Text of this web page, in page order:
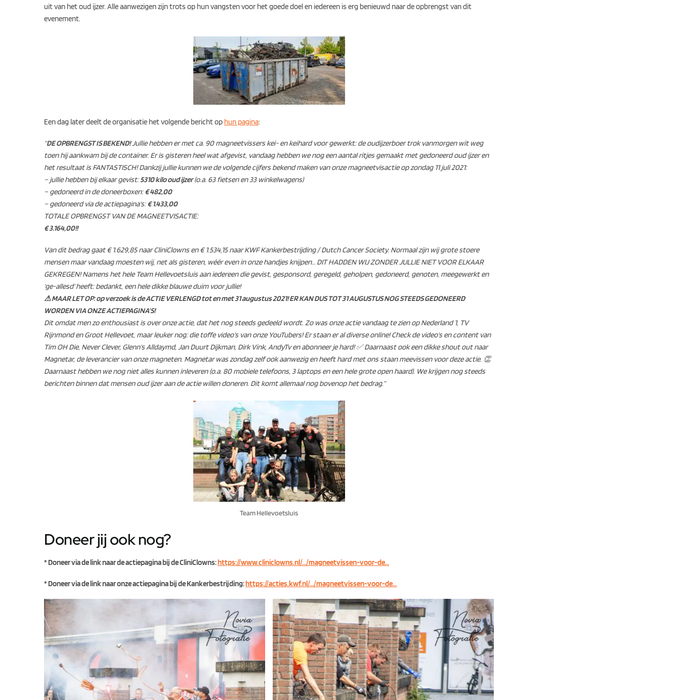
uit van het oud ijzer. Alle aanwezigen zijn trots op hun vangsten voor het goede doel en iedereen is erg benieuwd naar de opbrengst van dit
evenement.
Een dag later deelt de organisatie het volgende bericht op hun pagina:
“DE OPBRENGST IS BEKEND!Jullie hebben er met ca. 90 magneetvissers kei- en keihard voor gewerkt: de oudijzerboer trok vanmorgen wit weg
toen hij aankwam bij de container. Er is gisteren heel wat afgevist, vandaag hebben we nog een aantal ritjes gemaakt met gedoneerd oud ijzer en
het resultaat is FANTASTISCH! Dankzij jullie kunnen we de volgende cijfers bekend maken van onze magneetvisactie op zondag 11 juli 2021:
– jullie hebben bij elkaar gevist:5310 kilo oud ijzer(o.a. 63 fietsen en 33 winkelwagens)
– gedoneerd in de doneerboxen:€ 482,00
– gedoneerd via de actiepagina’s:€ 1.433,00
TOTALE OPBRENGST VAN DE MAGNEETVISACTIE:
€ 3.164,00!!
Van dit bedrag gaat € 1.629,85 naar CliniClowns en € 1.534,15 naar KWF Kankerbestrijding / Dutch Cancer Society. Normaal zijn wij grote stoere
mensen maar vandaag moesten wij, net als gisteren, wéér even in onze handjes knijpen… DIT HADDEN WIJ ZONDER JULLIE NIET VOOR ELKAAR
GEKREGEN! Namens het hele Team Hellevoetsluis aan iedereen die gevist, gesponsord, geregeld, geholpen, gedoneerd, genoten, meegewerkt en
‘ge-allesd’ heeft: bedankt, een hele dikke blauwe duim voor jullie!
⚠ MAAR LET OP: op verzoek is de ACTIE VERLENGD tot en met 31 augustus 2021! ER KAN DUS TOT 31 AUGUSTUS NOG STEEDS GEDONEERD
WORDEN VIA ONZE ACTIEPAGINA’S!
Dit omdat men zo enthousiast is over onze actie, dat het nog steeds gedeeld wordt. Zo was onze actie vandaag te zien op Nederland 1, TV
Rijnmond en Groot Hellevoet, maar leuker nog: die toffe video’s van onze YouTubers! Er staan er al diverse online! Check de video’s en content van
Tim OH Die, Never Clever, Glenn’s Alldaymd, Jan Duurt Dijkman, Dirk Vink, AndyTv en abonneer je hard! ✅ Daarnaast ook een dikke shout out naar
Magnetar, de leverancier van onze magneten. Magnetar was zondag zelf ook aanwezig en heeft hard met ons staan meevissen voor deze actie. 👏
Daarnaast hebben we nog niet alles kunnen inleveren (o.a. 80 mobiele telefoons, 3 laptops en een hele grote open haard). We krijgen nog steeds
berichten binnen dat mensen oud ijzer aan de actie willen doneren. Dit komt allemaal nog bovenop het bedrag.”
Team Hellevoetsluis
Doneer jij ook nog?
* Doneer via de link naar de actiepagina bij de CliniClowns:https://www.cliniclowns.nl/…/magneetvissen-voor-de…
* Doneer via de link naar onze actiepagina bij de Kankerbestrijding:https://acties.kwf.nl/…/magneetvissen-voor-de…